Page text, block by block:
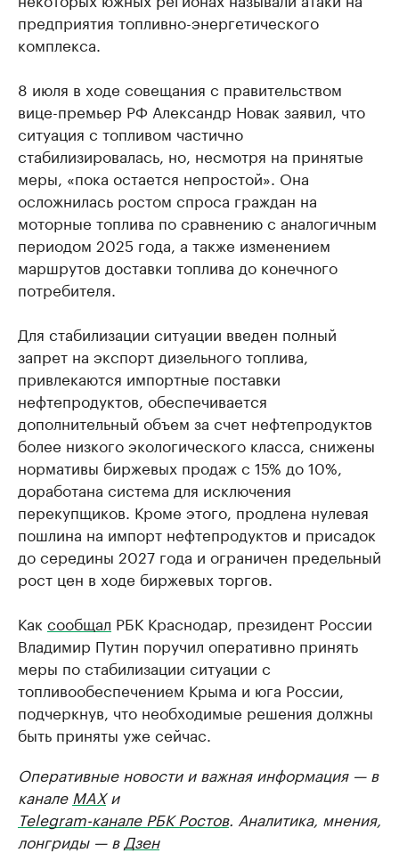
предприятия топливно-энергетического
комплекса.
8 июля в ходе совещания с правительством
вице-премьер РФ Александр Новак заявил, что
ситуация с топливом частично
стабилизировалась, но, несмотря на принятые
меры, «пока остается непростой». Она
осложнилась ростом спроса граждан на
моторные топлива по сравнению с аналогичным
периодом 2025 года, а также изменением
маршрутов доставки топлива до конечного
потребителя.
Для стабилизации ситуации введен полный
запрет на экспорт дизельного топлива,
привлекаются импортные поставки
нефтепродуктов, обеспечивается
дополнительный объем за счет нефтепродуктов
более низкого экологического класса, снижены
нормативы биржевых продаж с 15% до 10%,
доработана система для исключения
перекупщиков. Кроме этого, продлена нулевая
пошлина на импорт нефтепродуктов и присадок
до середины 2027 года и ограничен предельный
рост цен в ходе биржевых торгов.
Как сообщал РБК Краснодар, президент России
Владимир Путин поручил оперативно принять
меры по стабилизации ситуации с
топливообеспечением Крыма и юга России,
подчеркнув, что необходимые решения должны
быть приняты уже сейчас.
Оперативные новости и важная информация — в
канале MAXи
Telegram-канале РБК Ростов. Аналитика, мнения,
лонгриды — в Дзен